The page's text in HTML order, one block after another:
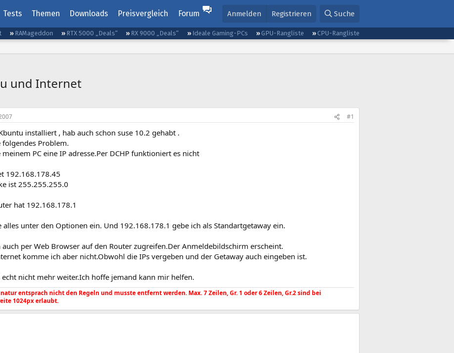
Tests Themen Downloads Preisvergleich Forum Anmelden Registrieren Suche
RAMageddon RTX 5000 „Deals“ RX 9000 „Deals“ Ideale Gaming-PCs GPU-Rangliste
CPU-Rangliste
und Internet
#1
installiert , hab auch schon suse 10.2 gehabt .
folgendes Problem.
meinem PC eine IP adresse.Per DCHP funktioniert es nicht
192.168.178.45
ist 255.255.255.0
hat 192.168.178.1
alles unter den Optionen ein. Und 192.168.178.1 gebe ich als Standartgetaway ein.
auch per Web Browser auf den Router zugreifen.Der Anmeldebildschirm erscheint.
komme ich aber nicht.Obwohl die IPs vergeben und der Getaway auch eingeben ist.
nicht mehr weiter.Ich hoffe jemand kann mir helfen.
entsprach nicht den Regeln und musste entfernt werden. Max. 7 Zeilen, Gr. 1 oder 6 Zeilen, Gr.2 sind bei
1024px erlaubt.